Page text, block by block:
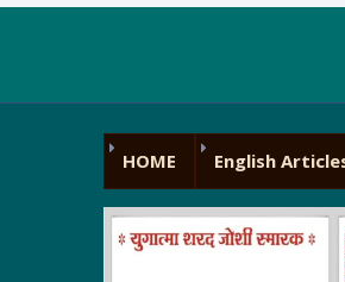
HOME English